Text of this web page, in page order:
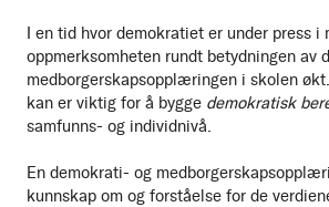
I en tid hvor demokratiet er under press i
oppmerksomheten rundt betydningen av
medborgerskapsopplæringen i skolen
kan er viktig for å bygge demokratisk
samfunns- og individnivå.
En demokrati- og
kunnskap om og forståelse for de